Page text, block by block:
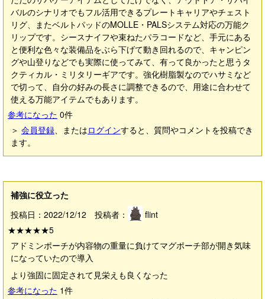
バルのシナリオでもフル活用できるプレートキャリアやチェスト
リグ、またベルトパッドのMOLLE・PALSシステム対応の万能ク
リップです。シースナイフや束ねたパラコードなど、手元にある
と便利な色々な装備品をぶら下げて動き回れるので、キャンピン
グや山登りなどでも実際に使ってみて、有って良かったと思うタ
クティカル・ミリタリーギアです。強化樹脂製なのでハサミなど
で切って、自分の好みの長さに調整できるので、用途に合わせて
使える万能アイテムでもあります。
参考になった 0件
＞ 会員登録、またはログインすると、質問やコメントを投稿でき
ます。
補強に役立った
投稿日：2022/12/12 投稿者：
flint
★★★★★5
アドミンポーチが内容物の重量に負けてマグポーチ部が開き気味
になっていたので導入
より強固に固定されて見栄えも良くなった
参考になった 1件